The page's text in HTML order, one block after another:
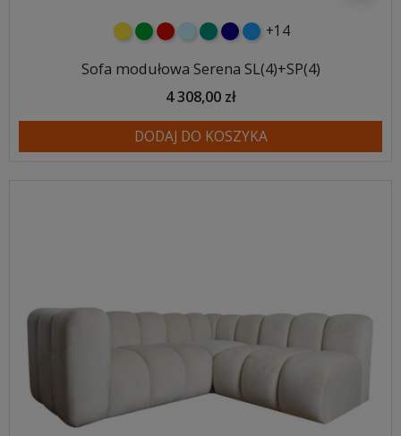
żółtyzielonyczerwony
błękitnyturkusowy
granatowy
niebieski
+14
Sofa modułowa Serena SL(4)+SP(4)
4 308,00 zł
DODAJ DO KOSZYKA